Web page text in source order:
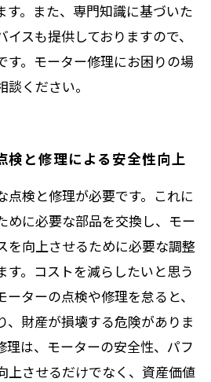
す。また、専門知識に基づいた
スも提供しておりますので、
す。モーター修理にお困りの場
ください。
検と修理による安全性向上
点検と修理が必要です。これに
めに必要な部品を交換し、モー
を向上させるために必要な調整
す。コストを減らしたいと思う
ターの点検や修理を怠ると、
、財産が損壊する危険がありま
理は、モーターの安全性、パフ
上させるだけでなく、資産価値